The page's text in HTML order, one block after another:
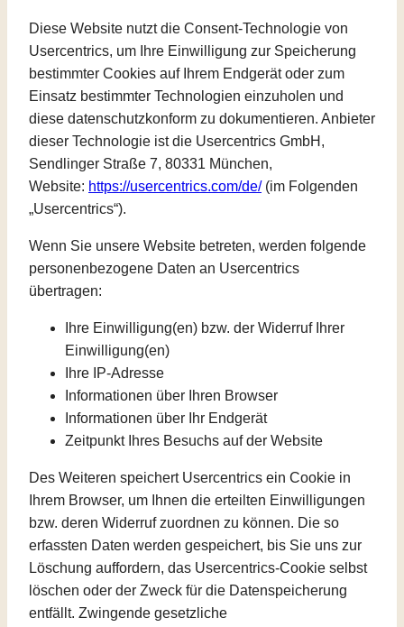
Diese Website nutzt die Consent-Technologie von
Usercentrics, um Ihre Einwilligung zur Speicherung
bestimmter Cookies auf Ihrem Endgerät oder zum
Einsatz bestimmter Technologien einzuholen und
diese datenschutzkonform zu dokumentieren. Anbieter
dieser Technologie ist die Usercentrics GmbH,
Sendlinger Straße 7, 80331 München,
Website: https://usercentrics.com/de/ (im Folgenden
„Usercentrics“).
Wenn Sie unsere Website betreten, werden folgende
personenbezogene Daten an Usercentrics
übertragen:
Ihre Einwilligung(en) bzw. der Widerruf Ihrer
Einwilligung(en)
Ihre IP-Adresse
Informationen über Ihren Browser
Informationen über Ihr Endgerät
Zeitpunkt Ihres Besuchs auf der Website
Des Weiteren speichert Usercentrics ein Cookie in
Ihrem Browser, um Ihnen die erteilten Einwilligungen
bzw. deren Widerruf zuordnen zu können. Die so
erfassten Daten werden gespeichert, bis Sie uns zur
Löschung auffordern, das Usercentrics-Cookie selbst
löschen oder der Zweck für die Datenspeicherung
entfällt. Zwingende gesetzliche